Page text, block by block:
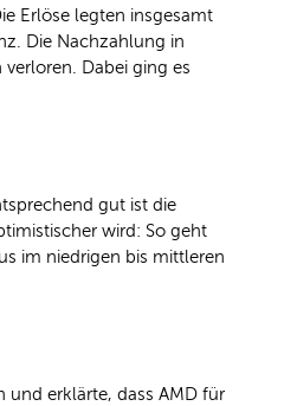
Erlöse legten insgesamt
Die Nachzahlung in
Dabei ging es
gut ist die
wird: So geht
im niedrigen bis mittleren
und erklärte, dass AMD für